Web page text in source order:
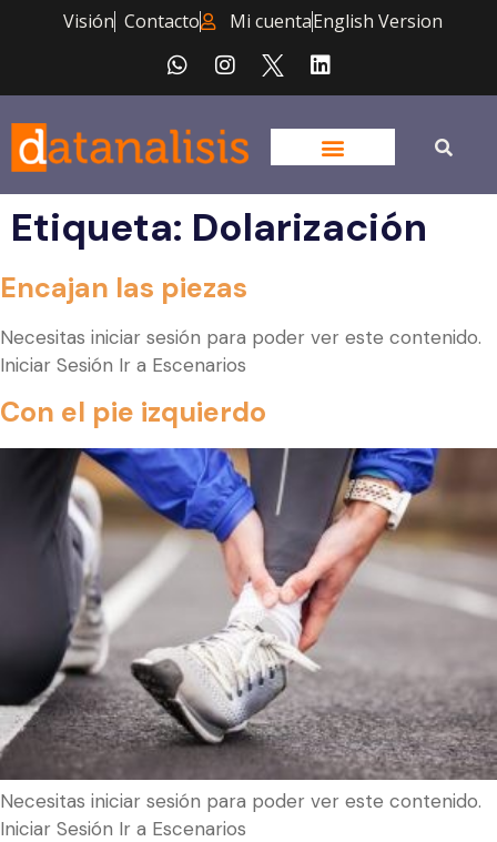
Visión Contacto Mi cuentaEnglish Version
Etiqueta: Dolarización
Encajan las piezas
Necesitas iniciar sesión para poder ver este contenido.
Iniciar Sesión Ir a Escenarios
Con el pie izquierdo
Necesitas iniciar sesión para poder ver este contenido.
Iniciar Sesión Ir a Escenarios